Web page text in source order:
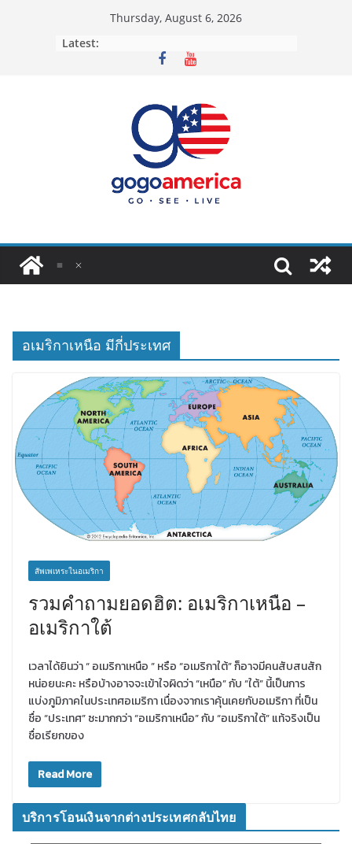
Thursday, August 6, 2026
Latest:
อเมริกาเหนือ มีกี่ประเทศ
สัพเพเหระในอเมริกา
รวมคำถามยอดฮิต: อเมริกาเหนือ –
อเมริกาใต้
เวลาได้ยินว่า “ อเมริกาเหนือ ” หรือ “อเมริกาใต้” ก็อาจมีคนสับสนสัก
หน่อยนะคะ หรือบ้างอาจจะเข้าใจผิดว่า “เหนือ” กับ “ใต้” นี้เป็นการ
แบ่งภูมิภาคในประเทศอเมริกา เนื่องจากเราคุ้นเคยกับอเมริกา ที่เป็น
ชื่อ “ประเทศ” ซะมากกว่า “อเมริกาเหนือ” กับ “อเมริกาใต้” แท้จริงเป็น
ชื่อเรียกของ
Read More
บริการโอนเงินจากต่างประเทศกลับไทย